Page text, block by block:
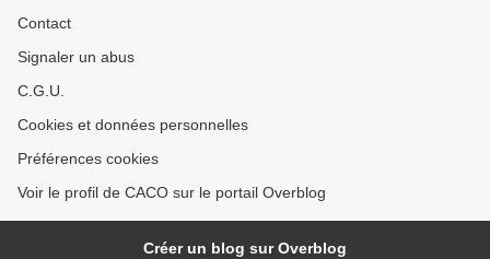
Contact
Signaler un abus
C.G.U.
Cookies et données personnelles
Préférences cookies
Voir le profil de CACO sur le portail Overblog
Créer un blog sur Overblog